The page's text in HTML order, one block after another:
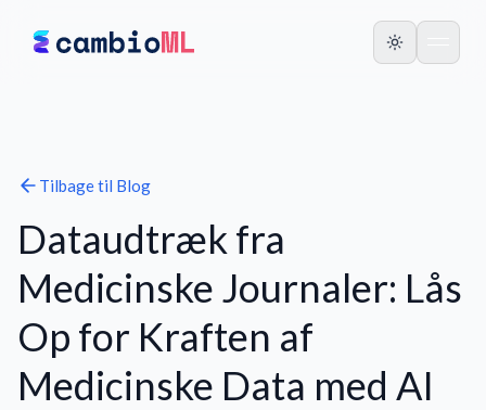
Tilbage til Blog
Dataudtræk fra
Medicinske Journaler: Lås
Op for Kraften af
Medicinske Data med AI